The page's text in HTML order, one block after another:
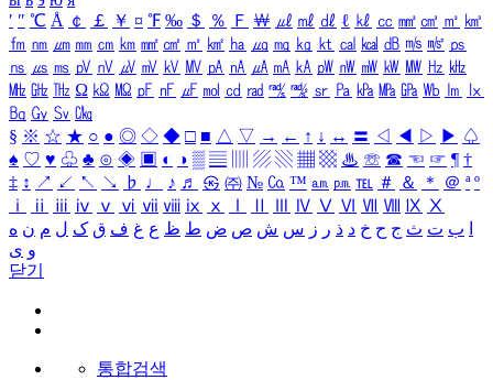
′ ″ ℃ Å ￠ ￡ ￥ ¤ ℉ ‰ ＄ ％ Ｆ ￦ ㎕ ㎖ ㎗ ℓ ㎘ ㏄ ㎣ ㎤ ㎥ ㎦
㎙ ㎚ ㎛ ㎜ ㎝ ㎞ ㎟ ㎠ ㎡ ㎢ ㏊ ㎍ ㎎ ㎏ ㏏ ㎈ ㎉ ㏈ ㎧ ㎨ ㎰
㎱ ㎲ ㎳ ㎴ ㎵ ㎶ ㎷ ㎸ ㎹ ㎀ ㎁ ㎂ ㎃ ㎄ ㎺ ㎻ ㎽ ㎾ ㎿ ㎐ ㎑
㎒ ㎓ ㎔ Ω ㏀ ㏁ ㎊ ㎋ ㎌ ㏖ ㏅ ㎭ ㎮ ㎯ ㏛ ㎩ ㎪ ㎫ ㎬ ㏝ ㏐
㏓
㏃ ㏉ ㏜ ㏆
§ ※ ☆ ★ ○ ● ◎ ◇ ◆ □ ■ △ ▽ → ← ↑ ↓ ↔ 〓 ◁ ◀ ▷ ▶ ♤
♠ ♡ ♥ ♧ ♣ ⊙ ◈ ▣ ◐ ◑ ▒ ▤ ▨ ▧ ▦ ▩ ♨ ☏ ☎ ☜ ☞ ¶ †
‡ ↕ ↗ ↙ ↖ ↘ ♭ ♩ ♪ ♬ ㉿ ㈜ № ㏇ ™ ㏂ ㏘ ℡ ＃ ＆ ＊ ＠ ª º
ⅰ
ⅱ ⅲ ⅳ ⅴ ⅵ ⅶ ⅷ ⅸ ⅹ Ⅳ Ⅴ Ⅵ Ⅶ Ⅷ Ⅸ Ⅹ
ب ت ث ج ح خ د ذ ر ز س ش ص ض ط ظ ع غ ف ق ک ل م ن ه
و ی
닫기
통합검색